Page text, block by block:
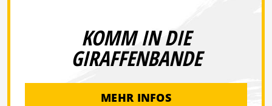
KOMM IN DIE
GIRAFFENBANDE
MEHR INFOS